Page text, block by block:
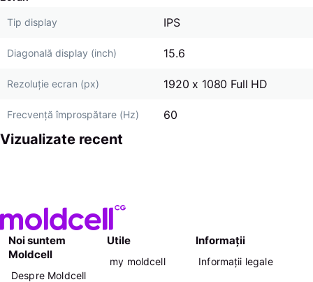
Tip display IPS
Diagonală display (inch) 15.6
Rezoluție ecran (px) 1920 x 1080 Full HD
Frecvență împrospătare (Hz) 60
Vizualizate recent
Noi suntem
Moldcell
Despre Moldcell
Utile
my moldcell
Informații
Informații legale